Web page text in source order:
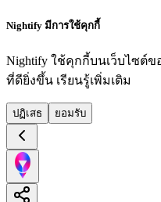
Nightify มีการใช้คุกกี้
Nightify ใช้คุกกี้บนเว็บไซต์
ที่ดียิ่งขึ้น เรียนรู้เพิ่มเติม
ปฏิเสธ ยอมรับ